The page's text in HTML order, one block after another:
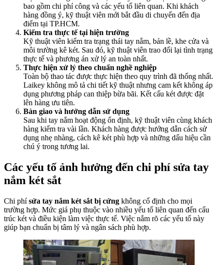
bao gồm chi phí công và các yếu tố liên quan. Khi khách
hàng đồng ý, kỹ thuật viên mới bắt đầu di chuyển đến địa
điểm tại TP.HCM.
Kiểm tra thực tế tại hiện trường
Kỹ thuật viên kiểm tra trạng thái tay nắm, bản lề, khe cửa và
môi trường kê két. Sau đó, kỹ thuật viên trao đổi lại tình trạng
thực tế và phương án xử lý an toàn nhất.
Thực hiện xử lý theo chuẩn nghề nghiệp
Toàn bộ thao tác được thực hiện theo quy trình đã thống nhất.
Laikey không mô tả chi tiết kỹ thuật nhưng cam kết không áp
dụng phương pháp can thiệp bừa bãi. Kết cấu két được đặt
lên hàng ưu tiên.
Bàn giao và hướng dẫn sử dụng
Sau khi tay nắm hoạt động ổn định, kỹ thuật viên cùng khách
hàng kiểm tra vài lần. Khách hàng được hướng dẫn cách sử
dụng nhẹ nhàng, cách kê két phù hợp và những dấu hiệu cần
chú ý trong tương lai.
Các yếu tố ảnh hưởng đến chi phí sửa tay
nắm két sắt
Chi phísửa tay nắm két sắt bị cứng không cố định cho mọi
trường hợp. Mức giá phụ thuộc vào nhiều yếu tố liên quan đến cấu
trúc két và điều kiện làm việc thực tế. Việc nắm rõ các yếu tố này
giúp bạn chuẩn bị tâm lý và ngân sách phù hợp.